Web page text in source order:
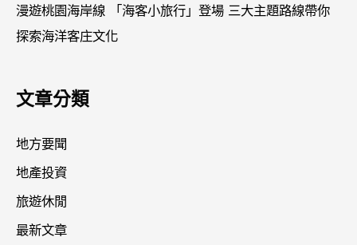
漫遊桃園海岸線 「海客小旅行」登場 三大主題路線帶你
探索海洋客庄文化
文章分類
地方要聞
地產投資
旅遊休閒
最新文章